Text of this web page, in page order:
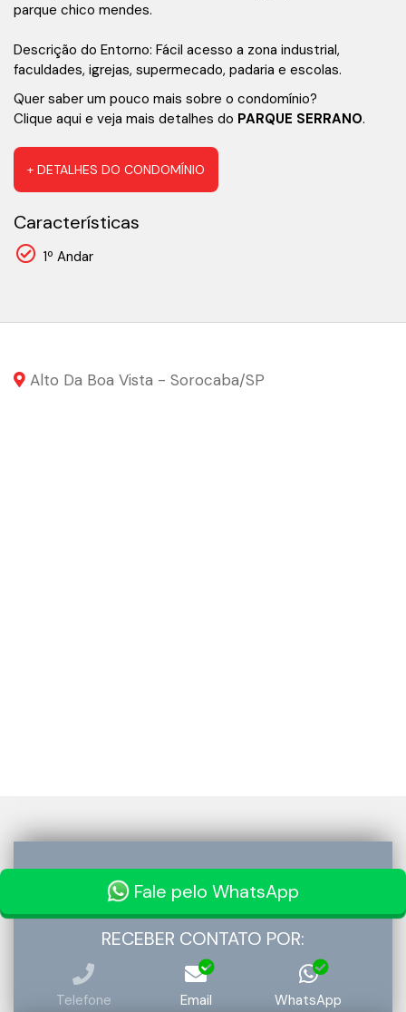
parque chico mendes.
Descrição do Entorno: Fácil acesso a zona industrial,
faculdades, igrejas, supermecado, padaria e escolas.
Quer saber um pouco mais sobre o condomínio?
Clique aqui e veja mais detalhes do PARQUE SERRANO.
+ DETALHES DO CONDOMÍNIO
Características
1º Andar
Alto Da Boa Vista - Sorocaba/SP
RECEBER CONTATO POR:
Telefone Email WhatsApp
Fale pelo WhatsApp